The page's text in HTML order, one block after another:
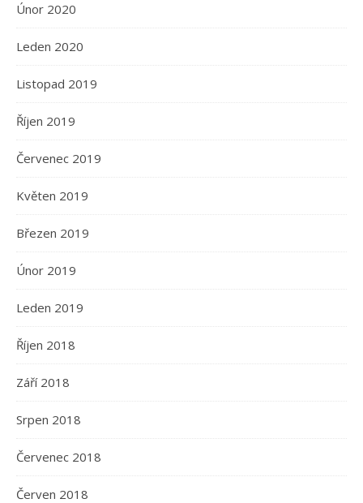
Únor 2020
Leden 2020
Listopad 2019
Říjen 2019
Červenec 2019
Květen 2019
Březen 2019
Únor 2019
Leden 2019
Říjen 2018
Září 2018
Srpen 2018
Červenec 2018
Červen 2018